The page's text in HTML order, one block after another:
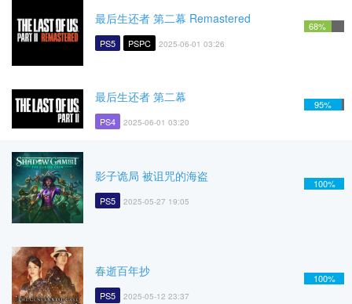
最后生还者 第二幕 Remastered
PS5 PSPC 2025-06-01 03:26
68%
最后生还者 第二幕
PS4 2025-06-01 03:20
95%
影子诡局 被诅咒的海盗
PS5 2025-05-27 19:05
100%
春逝百年抄
PS5 2025-05-12 23:37
100%